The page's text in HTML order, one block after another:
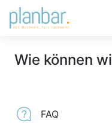
Wie können
FAQ